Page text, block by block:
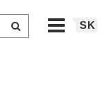
SK